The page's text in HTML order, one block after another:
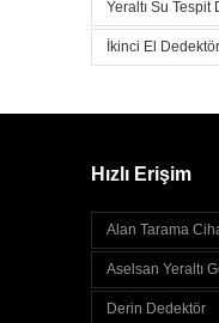
Yeraltı Su Tespit
İkinci El Dedektör
Hızlı Erişim
Alan Tarama
Aselsan Yeraltı
Derin Dedektör